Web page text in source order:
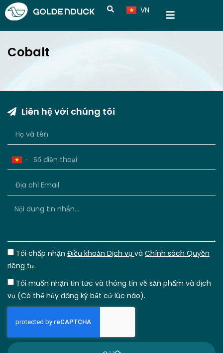
VN
CN
Cobalt
Liên hệ với chúng tôi
Vietnam
Tôi chấp nhận Điều khoản Dịch vụ và Chính sách Quyền
riêng tư.
Tôi muốn nhận tin tức và thông tin về sản phẩm và dịch
vụ (Có thể hủy đăng ký bất cứ lúc nào).